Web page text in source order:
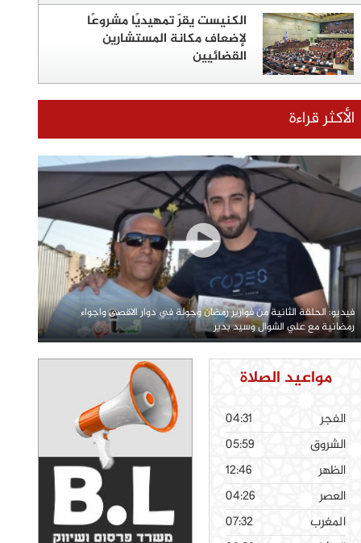
الكنيست يقرّ تمهيديًا مشروعًا
لإضعاف مكانة المستشارين
القضائيين
الأكثر قراءة
فيديو: الحلقة الثانية من فوازير رمضان وجولة في دوار الاقصى واجواء
رمضانية مع علي الشوال وسيد بدير
مواعيد الصلاة
الفجر
04:31
الشروق
05:59
الظهر
12:46
العصر
04:26
المغرب
07:32